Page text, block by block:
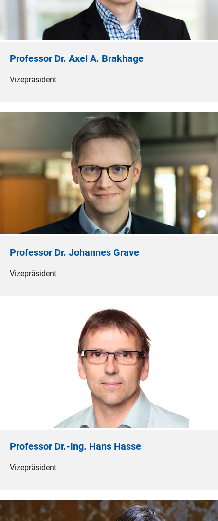
Professor Dr. Axel A. Brakhage
Vizepräsident
Professor Dr. Johannes Grave
Vizepräsident
Professor Dr.-Ing. Hans Hasse
Vizepräsident